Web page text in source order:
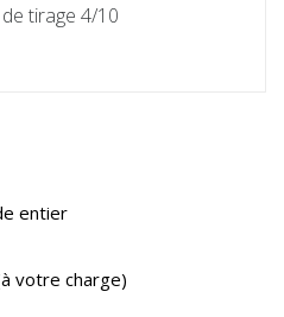
tirage 4/10
entier
votre charge)